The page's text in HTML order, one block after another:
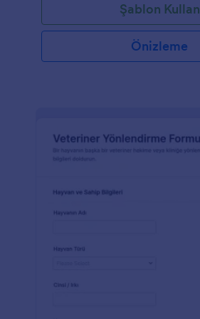
Şablon Kullan
Önizleme